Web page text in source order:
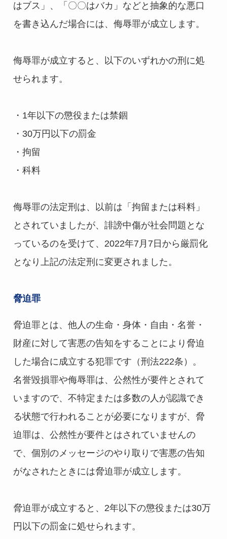
はブス」、「〇〇はバカ」などと抽象的な悪口
を書き込んだ場合には、侮辱罪が成立します。
侮辱罪が成立すると、以下のいずれかの刑に処
せられます。
・1年以下の懲役または禁錮
・30万円以下の罰金
・拘留
・科料
侮辱罪の法定刑は、以前は「拘留または科料」
とされていましたが、誹謗中傷が社会問題とな
っているのを受けて、2022年7月7日から厳罰化
となり上記の法定刑に変更されました。
脅迫罪
脅迫罪とは、他人の生命・身体・自由・名誉・
財産に対して害悪の告知をすることにより脅迫
した場合に成立する犯罪です（刑法222条）。
名誉毀損罪や侮辱罪は、公然性が要件とされて
いますので、不特定または多数の人が認識でき
る状態で行われることが必要になりますが、脅
迫罪は、公然性が要件とはされていませんの
で、個別のメッセージのやり取りで害悪の告知
がなされたときには脅迫罪が成立します。
脅迫罪が成立すると、2年以下の懲役または30万
円以下の罰金に処せられます。